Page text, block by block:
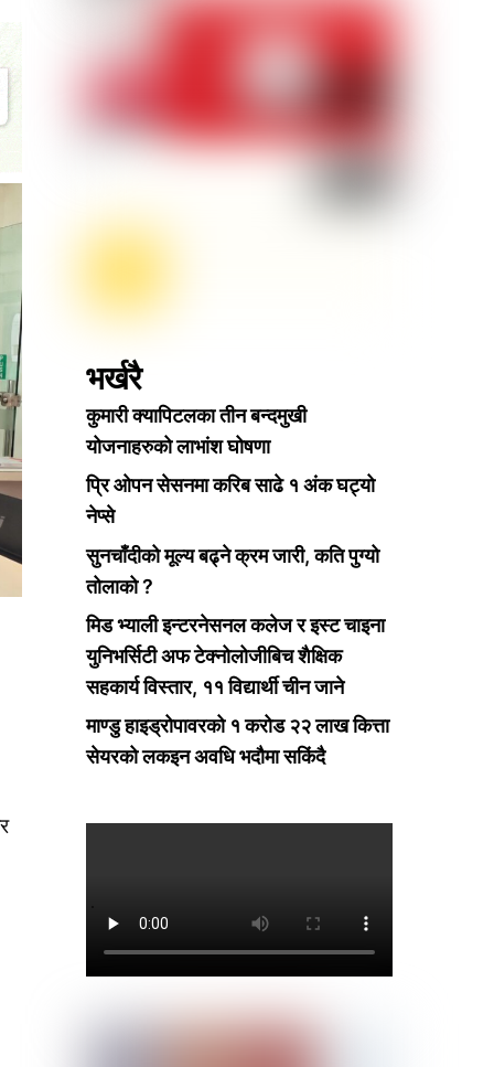
भर्खरै
कुमारी क्यापिटलका तीन बन्दमुखी
योजनाहरुको लाभांश घोषणा
प्रि ओपन सेसनमा करिब साढे १ अंक घट्यो
नेप्से
सुनचाँदीको मूल्य बढ्ने क्रम जारी, कति पुग्यो
तोलाको ?
मिड भ्याली इन्टरनेसनल कलेज र इस्ट चाइना
युनिभर्सिटी अफ टेक्नोलोजीबिच शैक्षिक
सहकार्य विस्तार, ११ विद्यार्थी चीन जाने
माण्डु हाइड्रोपावरको १ करोड २२ लाख कित्ता
सेयरको लकइन अवधि भदौमा सकिंदै